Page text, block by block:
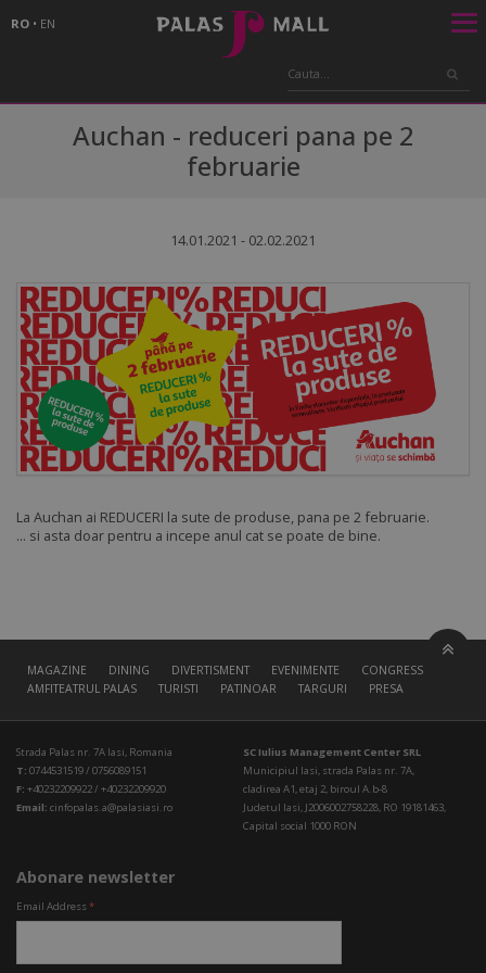
RO • EN
Auchan - reduceri pana pe 2
februarie
14.01.2021 - 02.02.2021
La Auchan ai REDUCERI la sute de produse, pana pe 2 februarie.
... si asta doar pentru a incepe anul cat se poate de bine.
MAGAZINE DINING DIVERTISMENT EVENIMENTE
CONGRESS HALL
AMFITEATRUL PALAS
TURISTI PATINOAR TARGURI PRESA
Strada Palas nr. 7A Iasi, Romania
T: 0744531519 / 0756089151
F: +40232209922 / +40232209920
Email: cinfopalas.a@palasiasi.ro
SC Iulius Management Center SRL
Municipiul Iasi, strada Palas nr. 7A,
cladirea A1, etaj 2, biroul A.b-8
Judetul Iasi, J2006002758228, RO 19181463,
Capital social 1000 RON
Abonare newsletter
Email Address*